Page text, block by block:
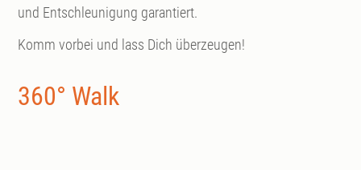
und Entschleunigung garantiert.
Komm vorbei und lass Dich überzeugen!
360° Walk